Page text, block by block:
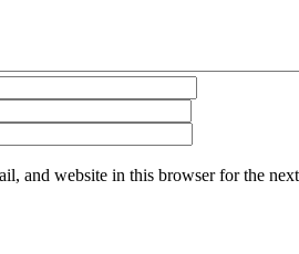
and website in this browser for the